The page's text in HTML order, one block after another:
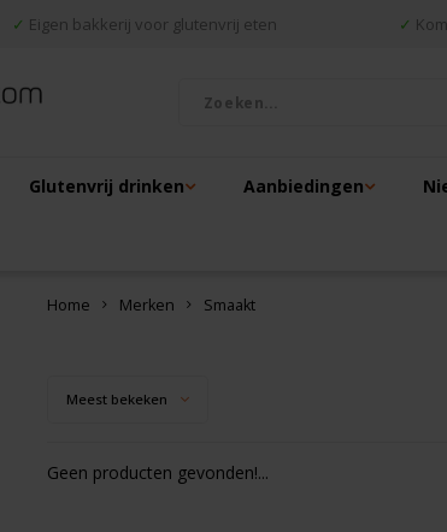
✓ Eigen bakkerij voor glutenvrij eten ✓
Glutenvrij drinken Aanbiedingen
Home Merken Smaakt
Meest bekeken
Geen producten gevonden!...